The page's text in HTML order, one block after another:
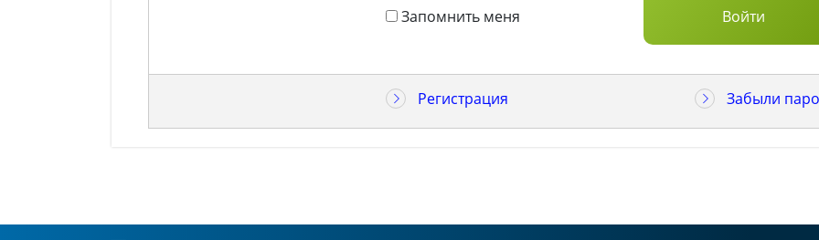
Запомнить меня
Регистрация Забыли